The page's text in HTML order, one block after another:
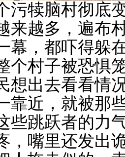
污犊脑村彻底
来越多，遍布
幕，都吓得躲
个村子被恐惧
想出去看看情
靠近，就被那
些跳跃者的力
，嘴里还发出